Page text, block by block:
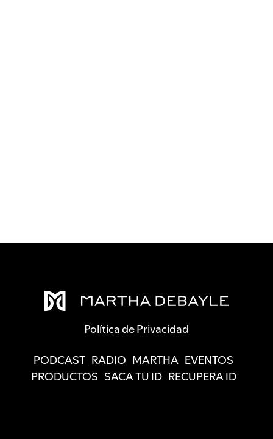
Política de Privacidad
PODCAST RADIO MARTHA EVENTOS
PRODUCTOS SACA TU ID RECUPERA ID